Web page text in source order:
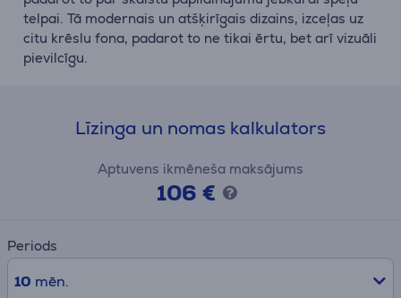
telpai. Tā modernais un atšķirīgais dizains, izceļas uz
citu krēslu fona, padarot to ne tikai ērtu, bet arī vizuāli
pievilcīgu.
Līzinga un nomas kalkulators
Aptuvens ikmēneša maksājums
106 €
Periods
10 mēn.